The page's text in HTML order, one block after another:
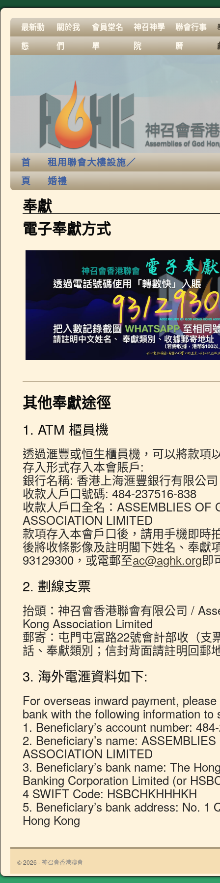
最新動
態
關於我
們
會員堂名
單
神召神學
院
聯會行事
曆
首
頁
租用聯會大樓設施／
婚禮
奉獻
電子奉獻方式
其他奉獻途徑
1. ATM 櫃員機
透過滙豐或恒生櫃員機，可以將款項
存入形式存入本會賬戶:
銀行名稱: 香港上海滙豐銀行有限公司
收款人戶口號碼: 484-237516-838
收款人戶口全名：ASSEMBLIES OF
ASSOCIATION LIMITED
款項存入本會戶口後，請用手機即時
後將收條影像及註明閣下姓名、奉獻
93129300，或電郵至ac@aghk.org即
2. 劃線支票
抬頭：神召會香港聯會有限公司 /
Kong Association Limited
郵寄：屯門屯富路22號會計部收（支
話、奉獻類別；信封背面請註明回郵
3. 海外電滙資料如下:
For overseas inward payment,
bank with the following information to
1. Beneficiary’s account number:
2. Beneficiary’s name:
ASSOCIATION LIMITED
3. Beneficiary’s bank name: The
Banking Corporation Limited (or
4 SWIFT Code: HSBCHKHHHKH
5. Beneficiary’s bank address: No. 1
Hong Kong
© 2026 -神召會香港聯會